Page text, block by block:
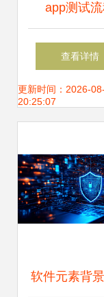
app测试
查看详情
更新时间：2026-
20:25:07
软件元素背